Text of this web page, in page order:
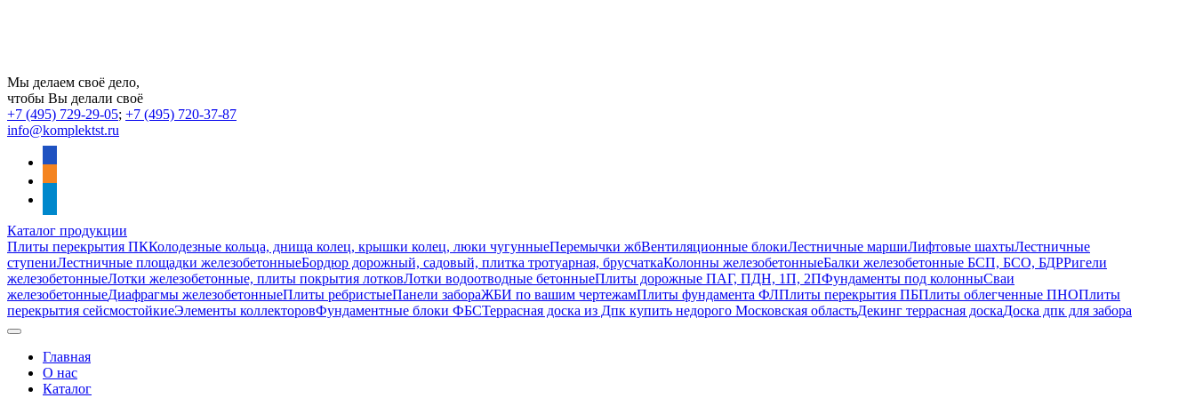
Мы делаем своё дело,
чтобы Вы делали своё
+7 (495) 729-29-05; +7 (495) 720-37-87
info@komplektst.ru
Каталог продукции
Плиты перекрытия ПККолодезные кольца, днища колец, крышки колец, люки чугунныеПеремычки жбВентиляционные блокиЛестничные маршиЛифтовые шахтыЛестничные
ступениЛестничные площадки железобетонныеБордюр дорожный, садовый, плитка тротуарная, брусчаткаКолонны железобетонныеБалки железобетонные БСП, БСО, БДРРигели
железобетонныеЛотки железобетонные, плиты покрытия лотковЛотки водоотводные бетонныеПлиты дорожные ПАГ, ПДН, 1П, 2ПФундаменты под колонныСваи
железобетонныеДиафрагмы железобетонныеПлиты ребристыеПанели забораЖБИ по вашим чертежамПлиты фундамента ФЛПлиты перекрытия ПБПлиты облегченные ПНОПлиты
перекрытия сейсмостойкиеЭлементы коллекторовФундаментные блоки ФБСТеррасная доска из Дпк купить недорого Московская областьДекинг террасная доскаДоска дпк для забора
Главная
О нас
Каталог